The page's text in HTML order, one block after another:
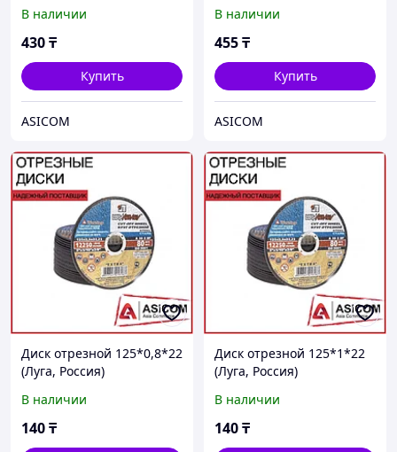
В наличии
430₸
Купить
ASICOM
В наличии
455₸
Купить
ASICOM
Диск отрезной 125*0,8*22
(Луга, Россия)
В наличии
140₸
Диск отрезной 125*1*22
(Луга, Россия)
В наличии
140₸